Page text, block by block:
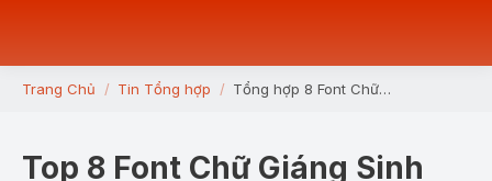
You are here:
Trang Chủ Tin Tổng hợp Tổng hợp 8 Font Chữ…
Top 8 Font Chữ Giáng Sinh